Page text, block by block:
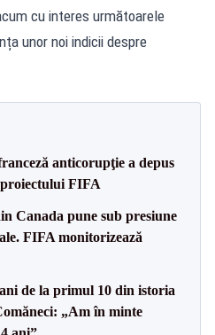
cu interes următoarele
unor noi indicii despre
anticorupţie a depus
FIFA
Canada pune sub presiune
FIFA monitorizează
de la primul 10 din istoria
„Am în minte